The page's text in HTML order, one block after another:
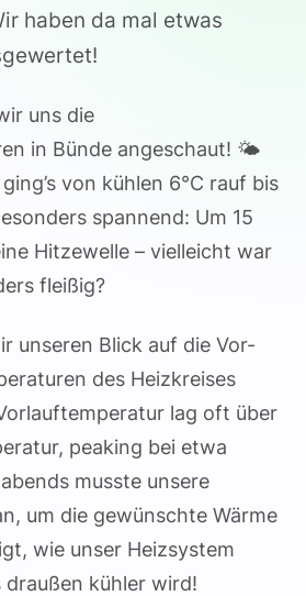
haben da mal etwas
uns die
in Bünde angeschaut! 🌤️
von kühlen 6°C rauf bis
spannend: Um 15
Hitzewelle – vielleicht war
fleißig?
unseren Blick auf die Vor-
des Heizkreises
lag oft über
peaking bei etwa
musste unsere
um die gewünschte Wärme
wie unser Heizsystem
kühler wird!